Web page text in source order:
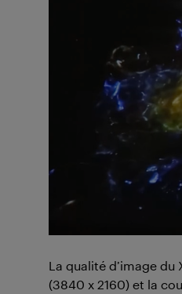
La qualité d’image
(3840 x 2160) et la